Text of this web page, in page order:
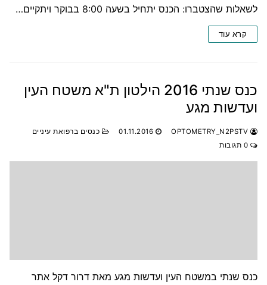
לשאלות שהצטברו: הכנס יתחיל בשעה 8:00 בבוקר ויתקיים…
קרא עוד
כנס שנתי 2016 הילטון ת"א משטח העין
ועדשות מגע
01.11.2016
כנסים ברפואת עיניים
כנס שנתי במשטח העין ועדשות מגע מאת דרור דקל אתר